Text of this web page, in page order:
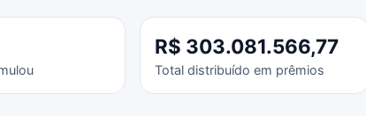
R$ 303.081.566,77
Total distribuído em prêmios